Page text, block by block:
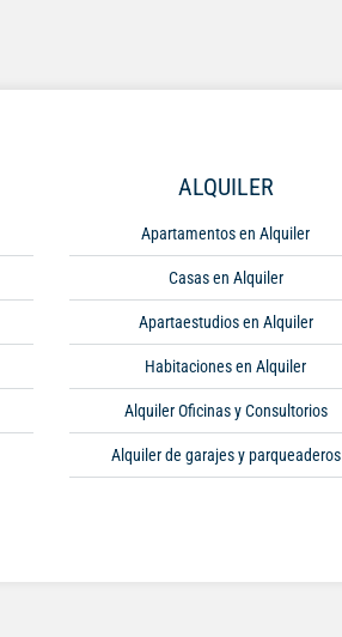
ALQUILER
Apartamentos en Alquiler
Casas en Alquiler
Apartaestudios en Alquiler
Habitaciones en Alquiler
Alquiler Oficinas y Consultorios
Alquiler de garajes y parqueaderos